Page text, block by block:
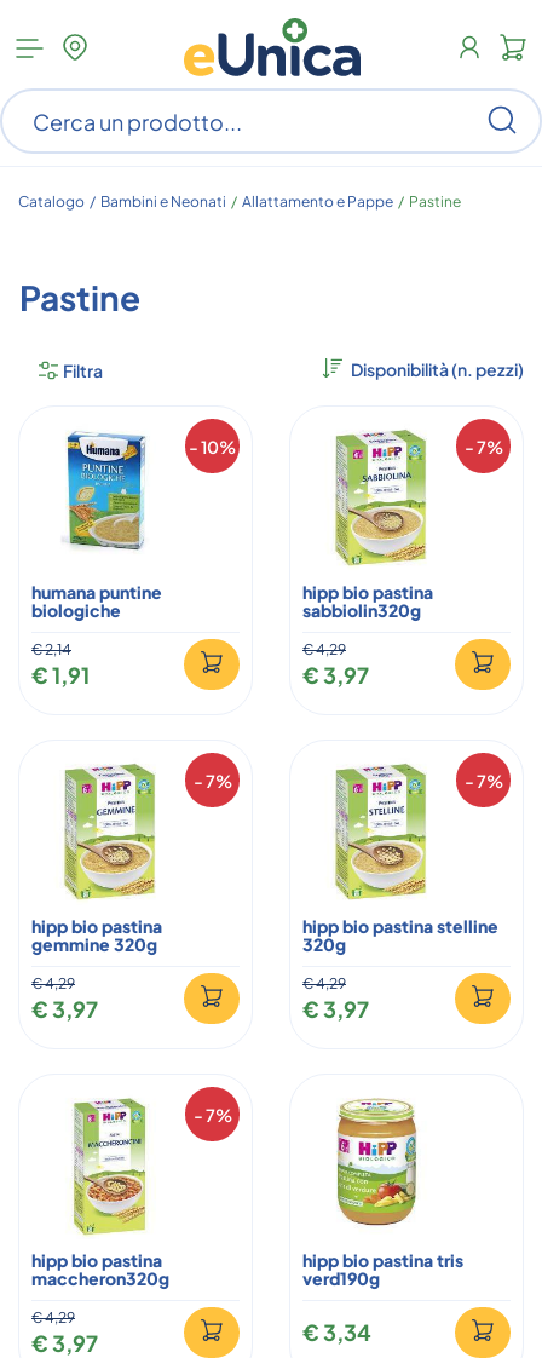
Apri
menu
categorie
Catalogo / Bambini e Neonati / Allattamento e Pappe / Pastine
Pastine
Filtra
- 10%
humana puntine
biologiche
€ 2,14
€ 1,91
- 7%
hipp bio pastina
sabbiolin320g
€ 4,29
€ 3,97
- 7%
hipp bio pastina
gemmine 320g
€ 4,29
€ 3,97
- 7%
hipp bio pastina stelline
320g
€ 4,29
€ 3,97
- 7%
hipp bio pastina
maccheron320g
€ 4,29
€ 3,97
hipp bio pastina tris
verd190g
€ 3,34